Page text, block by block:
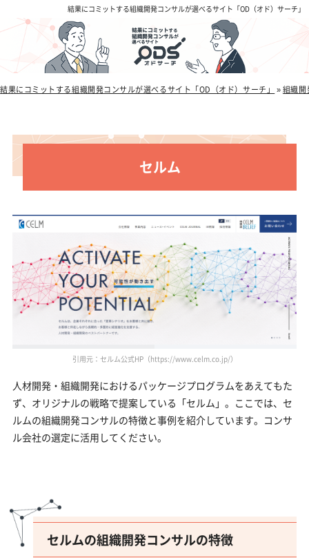
結果にコミットする組織開発コンサルが選べるサイト「OD（オド）サーチ」
結果にコミットする組織開発コンサルが選べるサイト「OD（オド）サーチ」 »組織開
セルム
引用元：セルム公式HP（https://www.celm.co.jp/）
人材開発・組織開発におけるパッケージプログラムをあえてもた
ず、オリジナルの戦略で提案している「セルム」。ここでは、セ
ルムの組織開発コンサルの特徴と事例を紹介しています。コンサ
ル会社の選定に活用してください。
セルムの組織開発コンサルの特徴